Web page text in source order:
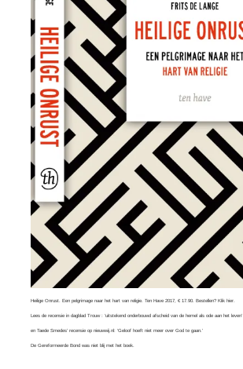
Heilige Onrust. Een pelgrimage naar het hart van religie. Ten Have 2017, € 17.90. Bestellen?Klik hier
Leesde recensie in dagblad Trouw: ‘uitstekend onderbouwd afscheid van de hemel als ode aan het leven’
enTaede Smedes’ recensieop nieuwwij.nl: ‘Geloof hoeft niet meer over God te gaan.’
De Gereformeerde Bond wasniet blij met het boek.